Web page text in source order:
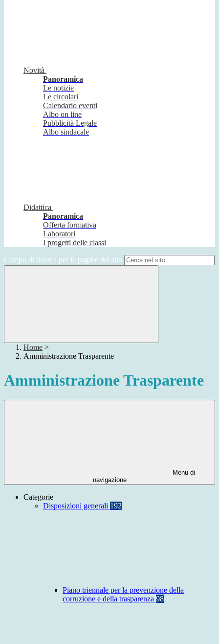
Novità
Panoramica
Le notizie
Le circolari
Calendario eventi
Albo on line
Pubblicità Legale
Albo sindacale
Didattica
Panoramica
Offerta formativa
Laboratori
I progetti delle classi
Campo di ricerca per le pagine del sito
Home >
Amministrazione Trasparente
Amministrazione Trasparente
Menu di
navigazione
Categorie
Disposizioni generali 192
Piano triennale per la prevenzione della
corruzione e della trasparenza 98